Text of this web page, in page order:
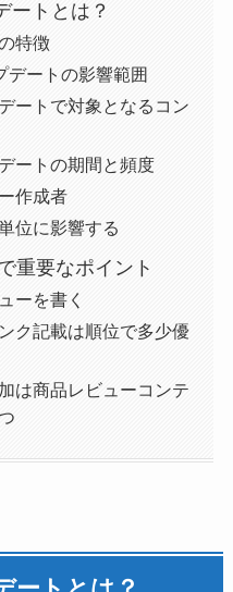
ートとは？
特徴
ートの影響範囲
ートで対象となるコン
ートの期間と頻度
作成者
位に影響する
重要なポイント
ーを書く
ク記載は順位で多少優
は商品レビューコンテ